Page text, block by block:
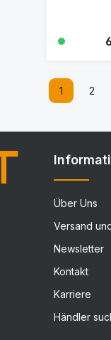
Seite
1
Seite
2
Über Uns
Versand
Newsletter
Kontakt
Karriere
Händler